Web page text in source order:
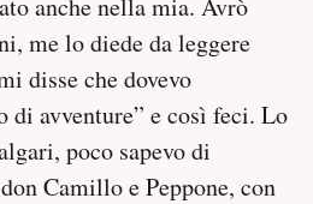
me lo diede da leggere
disse che dovevo
di avventure” e così feci. Lo
poco sapevo di
Camillo e Peppone, con